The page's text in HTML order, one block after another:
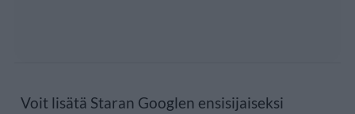
Voit lisätä Staran Googlen ensisijaiseksi